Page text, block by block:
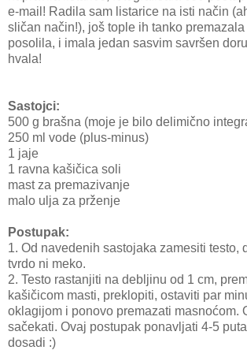
e-mail! Radila sam listarice na isti način
sličan način!), još tople ih tanko premazala
posolila, i imala jedan sasvim savršen
hvala!
Sastojci:
500 g brašna (moje je bilo delimično
250 ml vode (plus-minus)
1 jaje
1 ravna kašičica soli
mast za premazivanje
malo ulja za prženje
Postupak:
1. Od navedenih sastojaka zamesiti testo,
tvrdo ni meko.
2. Testo rastanjiti na debljinu od 1 cm,
kašičicom masti, preklopiti, ostaviti par
oklagijom i ponovo premazati masnoćom.
sačekati. Ovaj postupak ponavljati 4-5
dosadi :)